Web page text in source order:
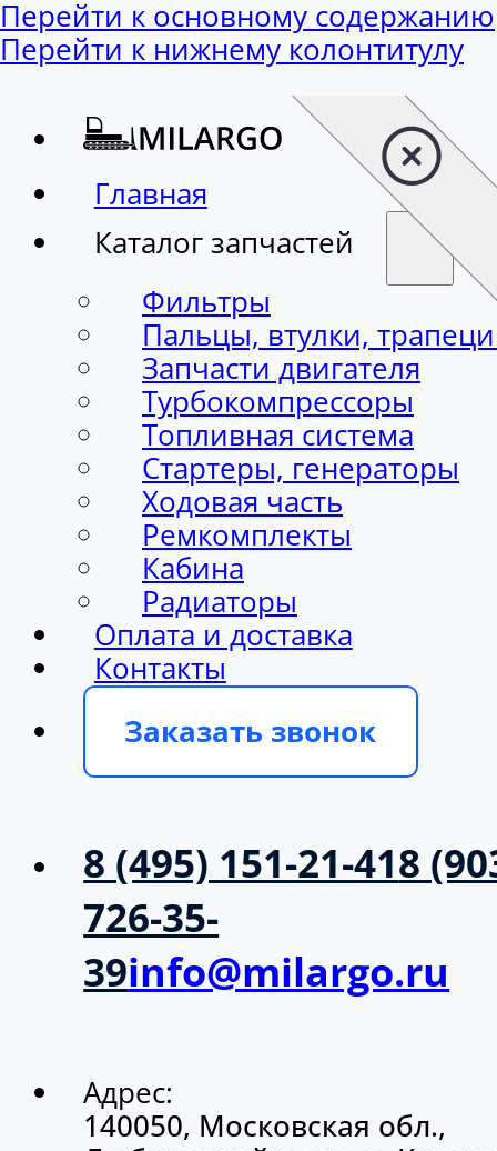
Перейти к основному содержанию
Перейти к нижнему колонтитулу
Главная
Каталог запчастей
Фильтры
Пальцы, втулки,
Запчасти двигателя
Турбокомпрессоры
Топливная система
Стартеры, генераторы
Ходовая часть
Ремкомплекты
Кабина
Радиаторы
Оплата и доставка
Контакты
Заказать звонок
8 (495) 151-21-418
726-35-
39info@milargo.ru
Адрес:
140050, Московская обл.,